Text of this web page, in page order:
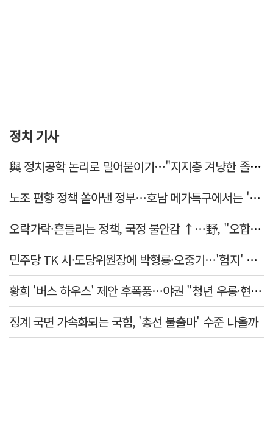
정치 기사
與 정치공학 논리로 밀어붙이기…"지지층 겨냥한 졸속 포퓰리즘 정책"
노조 편향 정책 쏟아낸 정부…호남 메가특구에서는 '반노조'?
오락가락·흔들리는 정책, 국정 불안감 ↑…野, "오합지졸"
민주당 TK 시·도당위원장에 박형룡·오중기…'험지' 총선 이끈다
황희 '버스 하우스' 제안 후폭풍…야권 "청년 우롱·현실 괴리" 총공세
징계 국면 가속화되는 국힘, '총선 불출마' 수준 나올까